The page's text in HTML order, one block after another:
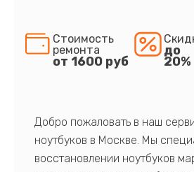
Стоимость
ремонта
от 1600 руб
до
20%
Добро пожаловать в наш
ноутбуков в Москве. Мы
восстановлении ноутбуков